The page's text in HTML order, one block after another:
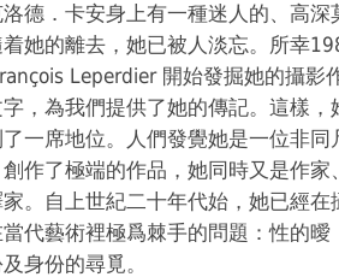
德．卡安身上有一種迷人的、高深
她的離去，她已被人淡忘。所幸
Leperdier 開始發掘她的攝影
，為我們提供了她的傳記。這樣，
一席地位。人們發覺她是一位非同
作了極端的作品，她同時又是作家、
。自上世紀二十年代始，她已經在
代藝術裡極爲棘手的問題：性的曖
身份的尋覓。